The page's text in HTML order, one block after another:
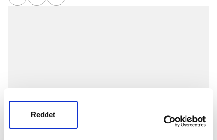
Reddet